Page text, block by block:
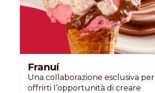
region
Franuí
Una collaborazione esclusiva per
offrirti l’opportunità di creare